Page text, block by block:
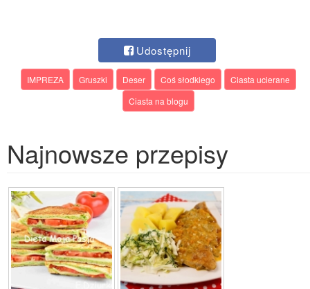
Udostępnij
IMPREZA Gruszki Deser Coś słodkiego
Ciasta ucierane
Ciasta na blogu
Najnowsze przepisy